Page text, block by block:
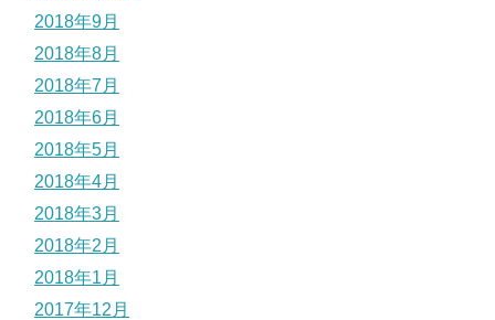
2018年9月
2018年8月
2018年7月
2018年6月
2018年5月
2018年4月
2018年3月
2018年2月
2018年1月
2017年12月